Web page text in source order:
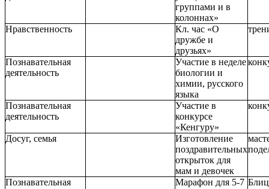
группами и в
колоннах»
Нравственность
Кл. час «О
дружбе и
друзьях»
Познавательная
деятельность
Участие в неделе
биологии и
химии, русского
языка
Познавательная
деятельность
Участие в
конкурсе
«Кенгуру»
Досуг, семья
Изготовление
поздравительных
открыток для
мам и девочек
Познавательная
Марафон для 5-7